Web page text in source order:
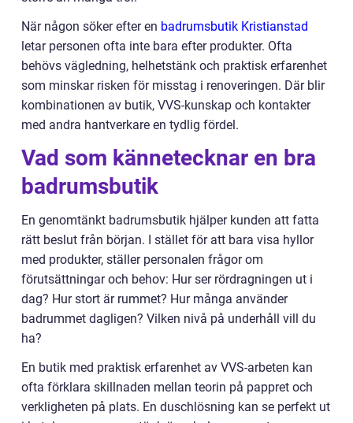
När någon söker efter en badrumsbutik Kristianstad
letar personen ofta inte bara efter produkter. Ofta
behövs vägledning, helhetstänk och praktisk erfarenhet
som minskar risken för misstag i renoveringen. Där blir
kombinationen av butik, VVS-kunskap och kontakter
med andra hantverkare en tydlig fördel.
Vad som kännetecknar en bra
badrumsbutik
En genomtänkt badrumsbutik hjälper kunden att fatta
rätt beslut från början. I stället för att bara visa hyllor
med produkter, ställer personalen frågor om
förutsättningar och behov: Hur ser rördragningen ut i
dag? Hur stort är rummet? Hur många använder
badrummet dagligen? Vilken nivå på underhåll vill du
ha?
En butik med praktisk erfarenhet av VVS-arbeten kan
ofta förklara skillnaden mellan teorin på pappret och
verkligheten på plats. En duschlösning kan se perfekt ut